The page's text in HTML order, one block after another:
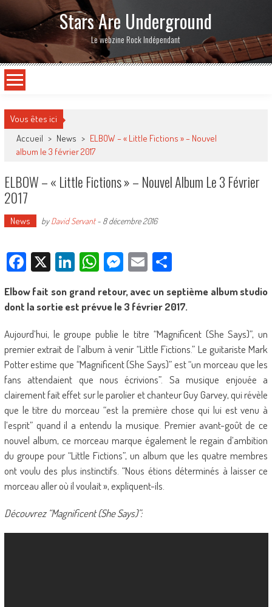
Stars Are Underground
Le webzine Rock Indépendant
Vous êtes ici
Accueil > News > ELBOW – « Little Fictions » – Nouvel
album le 3 février 2017
ELBOW – « Little Fictions » – Nouvel Album Le 3 Février
2017
News byDavid Servant- 8 décembre 2016
Facebook
X LinkedIn
WhatsApp
Messenger
EmailPartager
Elbow fait son grand retour, avec un septième album studio
dont la sortie est prévue le 3 février 2017.
Aujourd’hui, le groupe publie le titre “Magnificent (She Says)”, un
premier extrait de l’album à venir “Little Fictions.” Le guitariste Mark
Potter estime que “Magnificent (She Says)” est “un morceau que les
fans attendaient que nous écrivions”. Sa musique enjouée a
clairement fait effet sur le parolier et chanteur Guy Garvey, qui révèle
que le titre du morceau “est la première chose qui lui est venu à
l’esprit” quand il a entendu la musique. Premier avant-goût de ce
nouvel album, ce morceau marque également le regain d’ambition
du groupe pour “Little Fictions”, un album que les quatre membres
ont voulu des plus instinctifs. “Nous étions déterminés à laisser ce
morceau aller où il voulait », expliquent-ils.
Découvrez “Magnificent (She Says)”: